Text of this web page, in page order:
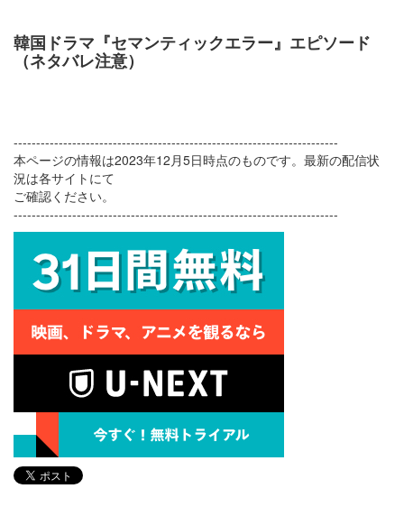
韓国ドラマ『セマンティックエラー』エピソード
（ネタバレ注意）
------------------------------------------------------------------------
本ページの情報は2023年12月5日時点のものです。最新の配信状
況は各サイトにて
ご確認ください。
------------------------------------------------------------------------